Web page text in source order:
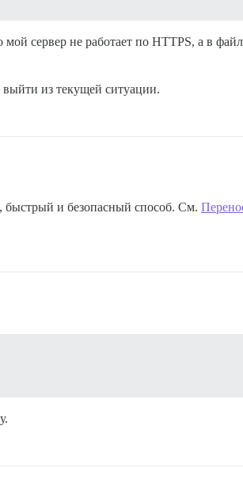
сервер не работает по HTTPS, а в
выйти из текущей ситуации.
быстрый и безопасный способ. См.